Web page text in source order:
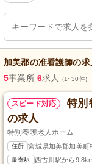
加美郡の准看護師の求
5事業所 6求人 (1~30件)
スピード対応
特別
の求人
特別養護老人ホーム
住所 宮城県加美郡加美町
最寄駅 西古川駅から